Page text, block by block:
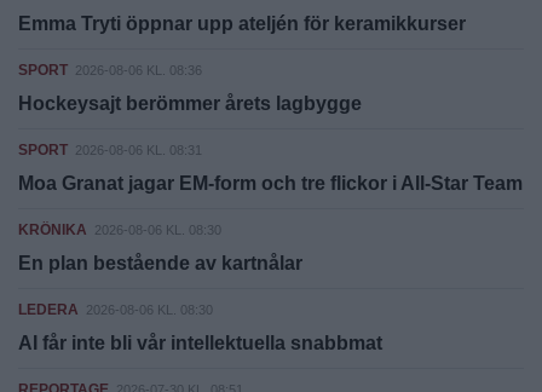
Emma Tryti öppnar upp ateljén för keramikkurser
SPORT 2026-08-06 KL. 08:36
Hockeysajt berömmer årets lagbygge
SPORT 2026-08-06 KL. 08:31
Moa Granat jagar EM-form och tre flickor i All-Star Team
KRÖNIKA 2026-08-06 KL. 08:30
En plan bestående av kartnålar
LEDERA 2026-08-06 KL. 08:30
AI får inte bli vår intellektuella snabbmat